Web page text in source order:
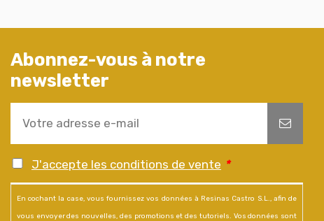
Abonnez-vous à notre
newsletter
J'accepte les conditions de vente *
En cochant la case, vous fournissez vos données à Resinas Castro S.L., afin de
vous envoyer des nouvelles, des promotions et des tutoriels. Vos données sont